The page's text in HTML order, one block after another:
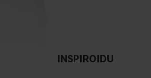
INSPIROIDU